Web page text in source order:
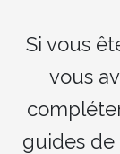
Si vous
vous
guides de